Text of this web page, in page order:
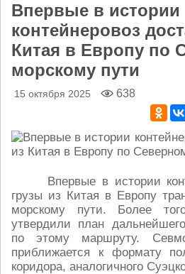
Впервые в истории
контейнеровоз
Китая в Европу по
морскому пути
15 октября 2025 638
Впервые в истории
грузы из Китая в Европу
морскому пути. Более
утвердили план
по этому маршруту.
приближается к формату
коридора, аналогичного